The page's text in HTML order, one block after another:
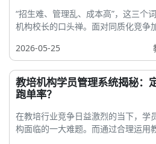
“招生难、管理乱、成本高”，这三个
机构校长的口头禅。面对同质化竞争
2026-05-25
教培机构学员管理系统揭秘：
跑单率？
在教培行业竞争日益激烈的当下，学
构面临的一大难题。而通过合理运用